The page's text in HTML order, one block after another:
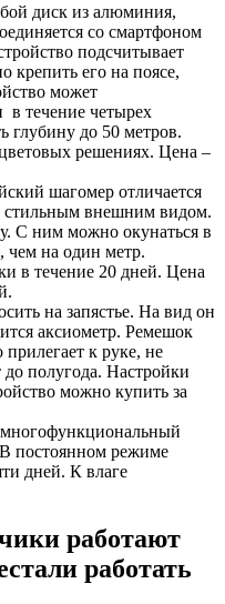
диск из алюминия,
со смартфоном
подсчитывает
крепить его на поясе,
может
в течение четырех
глубину до 50 метров.
решениях. Цена –
шагомер отличается
стильным внешним видом.
С ним можно окунаться в
чем на один метр.
в течение 20 дней. Цена
на запястье. На вид он
аксиометр. Ремешок
к руке, не
до полугода. Настройки
можно купить за
постоянном режиме
дней. К влаге
работают
работать